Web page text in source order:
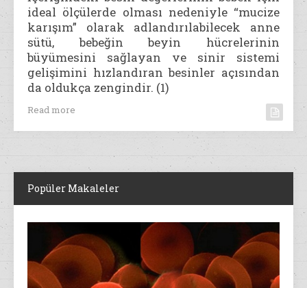
ideal ölçülerde olması nedeniyle “mucize
karışım” olarak adlandırılabilecek anne
sütü, bebeğin beyin hücrelerinin
büyümesini sağlayan ve sinir sistemi
gelişimini hızlandıran besinler açısından
da oldukça zengindir. (1)
Read more
Popüler Makaleler